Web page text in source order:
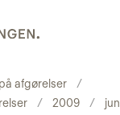
afgørelser
2009
jun